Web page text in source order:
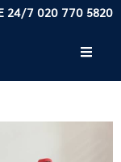
24/7 020 770 5820